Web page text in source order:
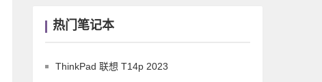
热门笔记本
ThinkPad 联想 T14p 2023